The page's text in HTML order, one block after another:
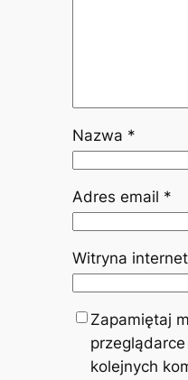
Nazwa *
Adres email *
Witryna
Zapamiętaj
kolejnych